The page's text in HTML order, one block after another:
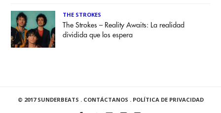
THE STROKES
The Strokes – Reality Awaits: La realidad
dividida que los espera
© 2017 SUNDERBEATS . CONTÁCTANOS . POLÍTICA DE PRIVACIDAD